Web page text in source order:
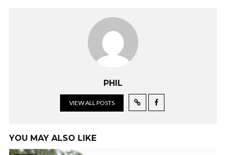
PHIL
VIEW ALL POSTS
YOU MAY ALSO LIKE